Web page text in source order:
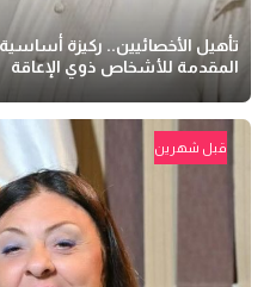
تأهيل الأخصائيين.. ركيزة
المقدمة للأشخاص ذوي الإعاقة
قبل شهرين